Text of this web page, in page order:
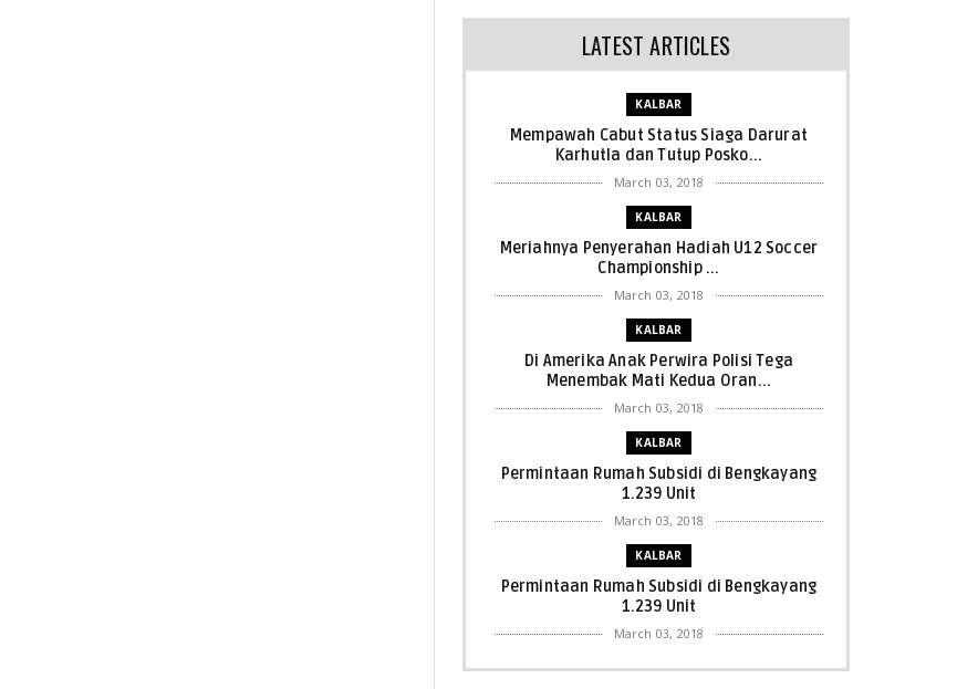
LATEST ARTICLES
KALBAR
Mempawah Cabut Status Siaga Darurat
Karhutla dan Tutup Posko...
March 03, 2018
KALBAR
Meriahnya Penyerahan Hadiah U12 Soccer
Championship ...
March 03, 2018
KALBAR
Di Amerika Anak Perwira Polisi Tega
Menembak Mati Kedua Oran...
March 03, 2018
KALBAR
Permintaan Rumah Subsidi di Bengkayang
1.239 Unit
March 03, 2018
KALBAR
Permintaan Rumah Subsidi di Bengkayang
1.239 Unit
March 03, 2018
KALBAR